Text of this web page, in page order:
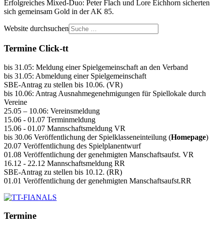
Erfolgreiches Mixed-Duo: Peter Flach und Lore Eichhorn sicherten
sich gemeinsam Gold in der AK 85.
Website durchsuchen
Termine Click-tt
bis 31.05: Meldung einer Spielgemeinschaft an den Verband
bis 31.05: Abmeldung einer Spielgemeinschaft
SBE-Antrag zu stellen bis 10.06. (VR)
bis 10.06: Antrag Ausnahmegenehmigungen für Spiellokale durch
Vereine
25.05 – 10.06: Vereinsmeldung
15.06 - 01.07 Terminmeldung
15.06 - 01.07 Mannschaftsmeldung VR
bis 30.06 Veröffentlichung der Spielklasseneinteilung (Homepage)
20.07 Veröffentlichung des Spielplanentwurf
01.08 Veröffentlichung der genehmigten Manschaftsaufst. VR
16.12 - 22.12 Mannschaftsmeldung RR
SBE-Antrag zu stellen bis 10.12. (RR)
01.01 Veröffentlichung der genehmigten Manschaftsaufst.RR
Termine